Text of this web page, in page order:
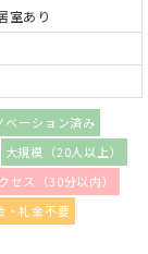
室あり
ベーション済み
大規模（20人以上）
セス（30分以内）
・礼金不要